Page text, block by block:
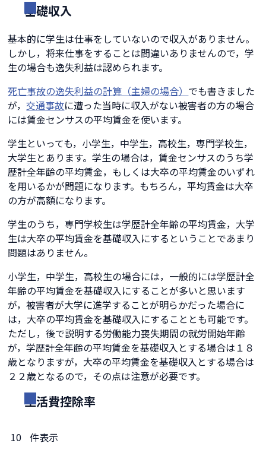
基礎収入
基本的に学生は仕事をしていないので収入がありません。
しかし，将来仕事をすることは間違いありませんので，学
生の場合も逸失利益は認められます。
死亡事故の逸失利益の計算（主婦の場合） でも書きました
が，交通事故に遭った当時に収入がない被害者の方の場合
には賃金センサスの平均賃金を使います。
学生といっても，小学生，中学生，高校生，専門学校生，
大学生とあります。学生の場合は，賃金センサスのうち学
歴計全年齢の平均賃金，もしくは大卒の平均賃金のいずれ
を用いるかが問題になります。もちろん，平均賃金は大卒
の方が高額になります。
学生のうち，専門学校生は学歴計全年齢の平均賃金，大学
生は大卒の平均賃金を基礎収入にするということであまり
問題はありません。
小学生，中学生，高校生の場合には，一般的には学歴計全
年齢の平均賃金を基礎収入にすることが多いと思います
が，被害者が大学に進学することが明らかだった場合に
は，大卒の平均賃金を基礎収入にすることとも可能です。
ただし，後で説明する労働能力喪失期間の就労開始年齢
が，学歴計全年齢の平均賃金を基礎収入とする場合は１８
歳となりますが，大卒の平均賃金を基礎収入とする場合は
２２歳となるので，その点は注意が必要です。
生活費控除率
件表示